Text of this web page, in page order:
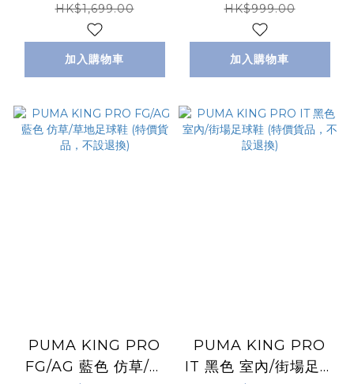
(特價貨品，不設退換)
HK$1,699.00
加入購物車
品，不設退換)
HK$999.00
加入購物車
PUMA KING PRO
FG/AG 藍色 仿草/草
PUMA KING PRO
IT 黑色 室內/街場足球